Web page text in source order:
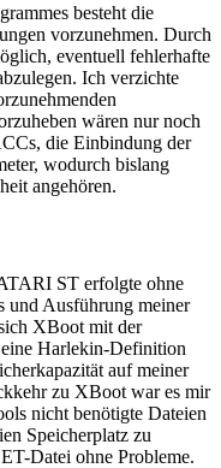
besteht die
vorzunehmen. Durch
eventuell fehlerhafte
Ich verzichte
wären nur noch
die Einbindung der
wodurch bislang
angehören.
ST erfolgte ohne
und Ausführung meiner
XBoot mit der
Harlekin-Definition
auf meiner
zu XBoot war es mir
nicht benötigte Dateien
Speicherplatz zu
Datei ohne Probleme.